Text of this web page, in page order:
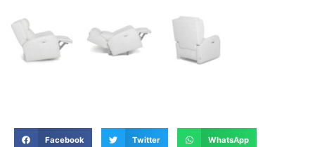
Facebook Twitter WhatsApp